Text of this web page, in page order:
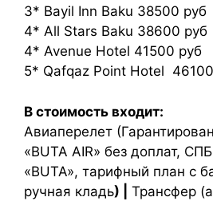
3* Bayil Inn Baku 38500 руб
4* All Stars Baku 38600 руб
4* Avenue Hotel 41500 руб
5* Qafqaz Point Hotel
В стоимость входит:
Авиаперелет
«BUTA AIR» без доплат,
«BUTA», тарифный план с
ручная кладь) |
Трансфер